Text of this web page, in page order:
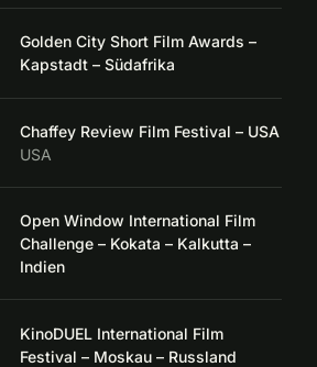
Golden City Short Film Awards –
Kapstadt – Südafrika
Chaffey Review Film Festival – USA
USA
Open Window International Film
Challenge – Kokata – Kalkutta –
Indien
KinoDUEL International Film
Festival – Moskau – Russland